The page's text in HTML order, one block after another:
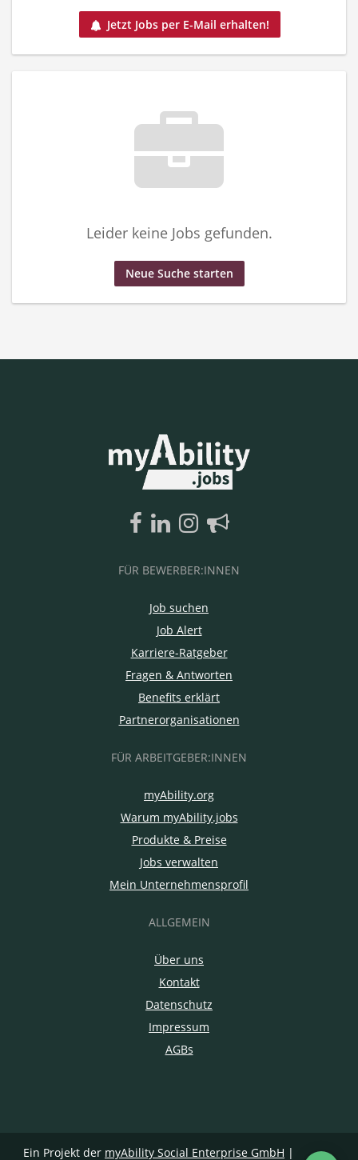
Jetzt Jobs per E-Mail erhalten!
Leider keine Jobs gefunden.
Neue Suche starten
FÜR BEWERBER:INNEN
Job suchen
Job Alert
Karriere-Ratgeber
Fragen & Antworten
Benefits erklärt
Partnerorganisationen
FÜR ARBEITGEBER:INNEN
myAbility.org
Warum myAbility.jobs
Produkte & Preise
Jobs verwalten
Mein Unternehmensprofil
ALLGEMEIN
Über uns
Kontakt
Datenschutz
Impressum
AGBs
Ein Projekt der myAbility Social Enterprise GmbH |